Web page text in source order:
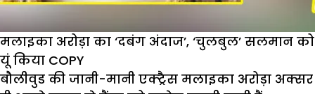
मलाइका अरोड़ा का ‘दबंग अंदाज’, ‘चुलबुल’ सलमान को
यूं किया COPY
बौलीवुड की जानी-मानी एक्ट्रैस मलाइका अरोड़ा अक्सर